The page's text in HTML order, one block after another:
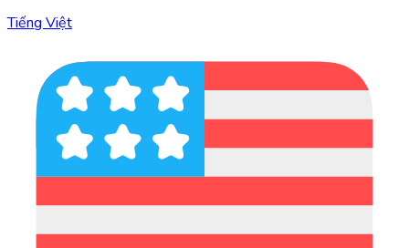
Tiếng Việt